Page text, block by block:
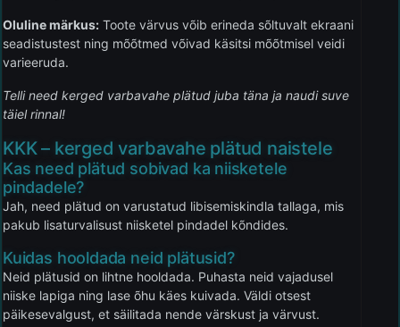
Oluline märkus: Toote värvus võib erineda sõltuvalt ekraani
seadistustest ning mõõtmed võivad käsitsi mõõtmisel veidi
varieeruda.
Telli need kerged varbavahe plätud juba täna ja naudi suve
täiel rinnal!
KKK – kerged varbavahe plätud naistele
Kas need plätud sobivad ka niisketele
pindadele?
Jah, need plätud on varustatud libisemiskindla tallaga, mis
pakub lisaturvalisust niisketel pindadel kõndides.
Kuidas hooldada neid plätusid?
Neid plätusid on lihtne hooldada. Puhasta neid vajadusel
niiske lapiga ning lase õhu käes kuivada. Väldi otsest
päikesevalgust, et säilitada nende värskust ja värvust.